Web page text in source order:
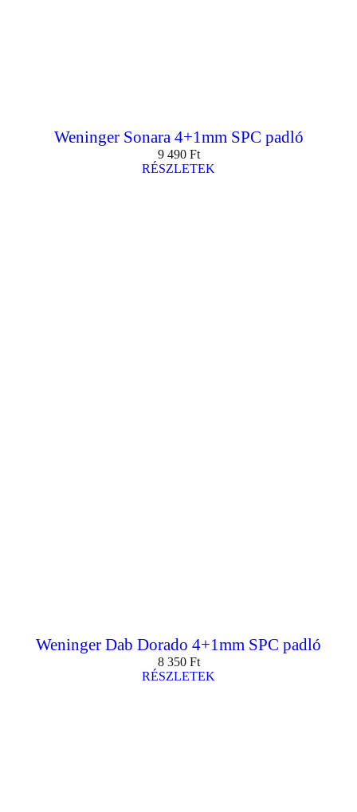
Weninger Sonara 4+1mm SPC padló
9 490 Ft
RÉSZLETEK
Weninger Dab Dorado 4+1mm SPC padló
8 350 Ft
RÉSZLETEK